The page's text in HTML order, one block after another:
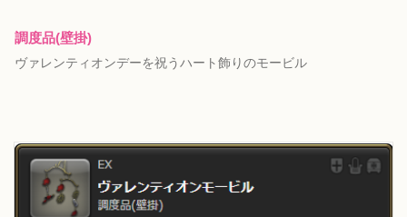
調度品(壁掛)
ヴァレンティオンデーを祝うハート飾りのモービル